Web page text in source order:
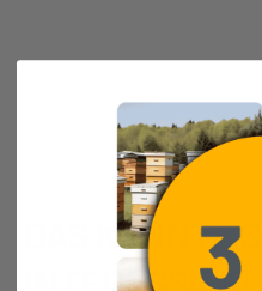
DAS KÖNNTE